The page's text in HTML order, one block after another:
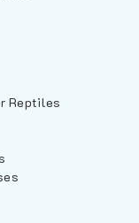
Reptiles